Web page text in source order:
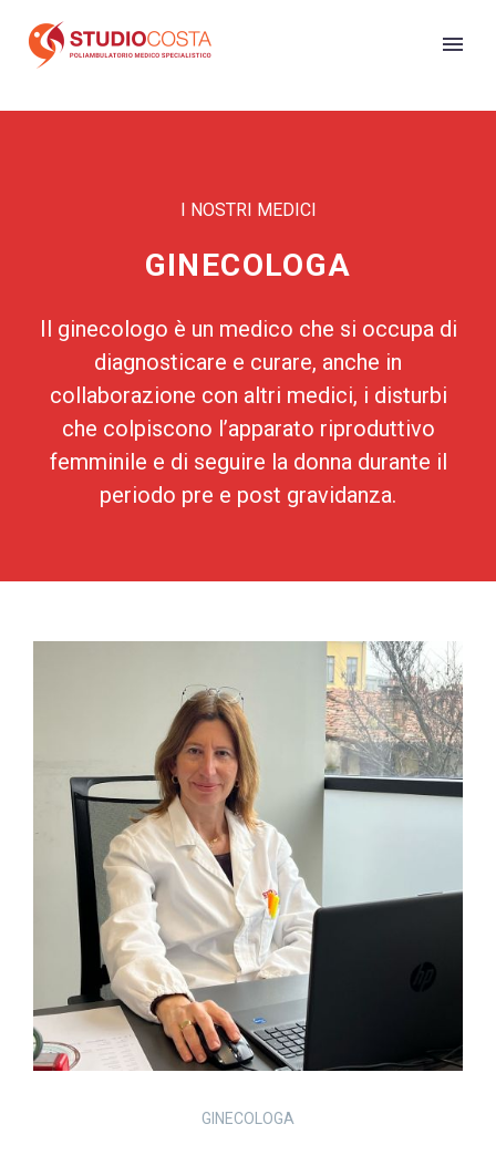
I NOSTRI MEDICI
GINECOLOGA
Il ginecologo è un medico che si occupa di
diagnosticare e curare, anche in
collaborazione con altri medici, i disturbi
che colpiscono l’apparato riproduttivo
femminile e di seguire la donna durante il
periodo pre e post gravidanza.
GINECOLOGA